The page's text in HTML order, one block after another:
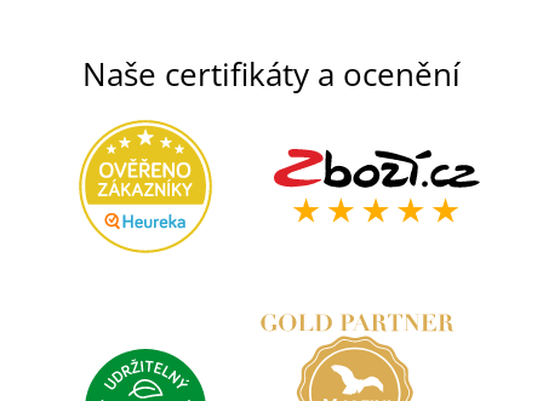
Naše certifikáty a ocenění